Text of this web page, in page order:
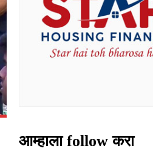
आम्हाला follow करा